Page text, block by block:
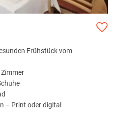
Frühstück vom
– Print oder digital